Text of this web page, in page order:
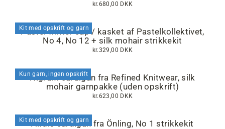
kr.680,00 DKK
Kit med opskrift og garn
Pastel winter cap / kasket af Pastelkollektivet,
No 4, No 12 + silk mohair strikkekit
kr.329,00 DKK
Kun garn, ingen opskrift
Nigrum cardigan fra Refined Knitwear, silk
mohair garnpakke (uden opskrift)
kr.623,00 DKK
Kit med opskrift og garn
Alfdis cardigan fra Önling, No 1 strikkekit